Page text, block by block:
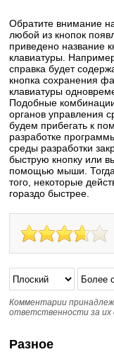
Обратите внимание
любой из кнопок
приведено название
клавиатуры.
справка будет
кнопка сохранения
клавиатуры
Подобные
органов управления
будем прибегать к
разработке
среды разработки
быструю кнопку или
помощью мыши.
того, некоторые
гораздо быстрее.
Комментарии
ответственности за их
Разное